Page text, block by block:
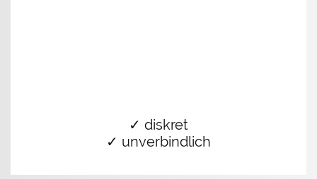
✓ diskret
✓ unverbindlich